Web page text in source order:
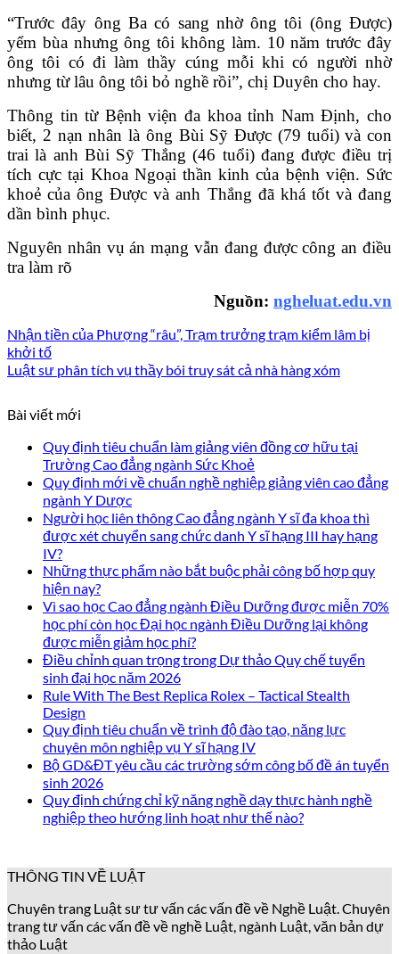
“Trước đây ông Ba có sang nhờ ông tôi (ông Được)
yểm bùa nhưng ông tôi không làm. 10 năm trước đây
ông tôi có đi làm thầy cúng mỗi khi có người nhờ
nhưng từ lâu ông tôi bỏ nghề rồi”, chị Duyên cho hay.
Thông tin từ Bệnh viện đa khoa tỉnh Nam Định, cho
biết, 2 nạn nhân là ông Bùi Sỹ Được (79 tuổi) và con
trai là anh Bùi Sỹ Thắng (46 tuổi) đang được điều trị
tích cực tại Khoa Ngoại thần kinh của bệnh viện. Sức
khoẻ của ông Được và anh Thắng đã khá tốt và đang
dần bình phục.
Nguyên nhân vụ án mạng vẫn đang được công an điều
tra làm rõ
Nguồn: ngheluat.edu.vn
Nhận tiền của Phượng “râu”, Trạm trưởng trạm kiểm lâm bị
khởi tố
Luật sư phân tích vụ thầy bói truy sát cả nhà hàng xóm
Bài viết mới
Quy định tiêu chuẩn làm giảng viên đồng cơ hữu tại
Trường Cao đẳng ngành Sức Khoẻ
Quy định mới về chuẩn nghề nghiệp giảng viên cao đẳng
ngành Y Dược
Người học liên thông Cao đẳng ngành Y sĩ đa khoa thì
được xét chuyển sang chức danh Y sĩ hạng III hay hạng
IV?
Những thực phẩm nào bắt buộc phải công bố hợp quy
hiện nay?
Vì sao học Cao đẳng ngành Điều Dưỡng được miễn 70%
học phí còn học Đại học ngành Điều Dưỡng lại không
được miễn giảm học phí?
Điều chỉnh quan trọng trong Dự thảo Quy chế tuyển
sinh đại học năm 2026
Rule With The Best Replica Rolex – Tactical Stealth
Design
Quy định tiêu chuẩn về trình độ đào tạo, năng lực
chuyên môn nghiệp vụ Y sĩ hạng IV
Bộ GD&ĐT yêu cầu các trường sớm công bố đề án tuyển
sinh 2026
Quy định chứng chỉ kỹ năng nghề dạy thực hành nghề
nghiệp theo hướng linh hoạt như thế nào?
THÔNG TIN VỀ LUẬT
Chuyên trang Luật sư tư vấn các vấn đề về Nghề Luật. Chuyên
trang tư vấn các vấn đề về nghề Luật, ngành Luật, văn bản dự
thảo Luật